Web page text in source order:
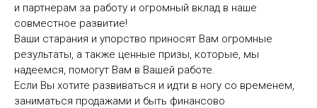
и партнерам за работу и огромный вклад в наше
совместное развитие!
Ваши старания и упорство приносят Вам огромные
результаты, а также ценные призы, которые, мы
надеемся, помогут Вам в Вашей работе.
Если Вы хотите развиваться и идти в ногу со временем,
заниматься продажами и быть финансово